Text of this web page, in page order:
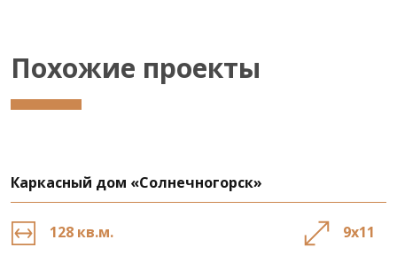
Похожие проекты
Каркасный дом «Солнечногорск»
128 кв.м. 9х11